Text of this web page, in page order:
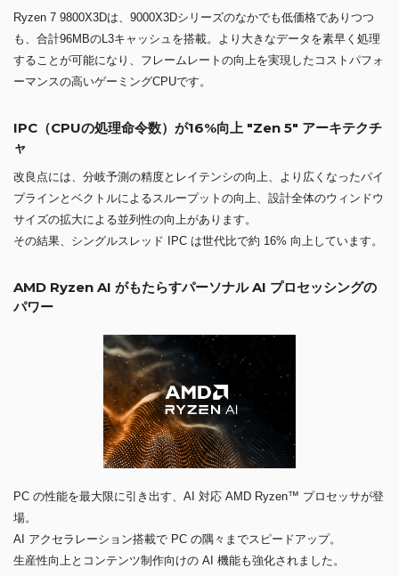
Ryzen 7 9800X3Dは、9000X3Dシリーズのなかでも低価格でありつつ
も、合計96MBのL3キャッシュを搭載。より大きなデータを素早く処理
することが可能になり、フレームレートの向上を実現したコストパフォ
ーマンスの高いゲーミングCPUです。
IPC（CPUの処理命令数）が16%向上 "Zen 5" アーキテクチ
ャ
改良点には、分岐予測の精度とレイテンシの向上、より広くなったパイ
プラインとベクトルによるスループットの向上、設計全体のウィンドウ
サイズの拡大による並列性の向上があります。
その結果、シングルスレッド IPC は世代比で約 16% 向上しています。
AMD Ryzen AI がもたらすパーソナル AI プロセッシングの
パワー
PC の性能を最大限に引き出す、AI 対応 AMD Ryzen™ プロセッサが登
場。
AI アクセラレーション搭載で PC の隅々までスピードアップ。
生産性向上とコンテンツ制作向けの AI 機能も強化されました。